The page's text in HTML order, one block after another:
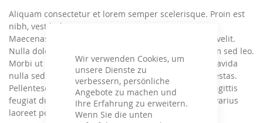
Wir verwenden Cookies, um
unsere Dienste zu
verbessern, persönliche
Angebote zu machen und
Ihre Erfahrung zu erweitern.
Wenn Sie die unten
Aliquam consectetur et lorem semper scelerisque. Proin est
nibh, vestibulum vitae congue nec, tristique eu justo.
Maecenas eu nunc lacinia, porta lorem vitae, viverra velit.
Nulla dolor libero, rhoncus quis luctus eu, fermentum sed leo.
Morbi ut risus porttitor odio sodales pulvinar. Sed gravida
nulla sed sapien vulputate, eget malesuada justo egestas.
Pellentesque sem mi, vulputate ac iaculis sit amet, sagittis
feugiat dui. Proin non pellentesque leo. Vestibulum varius
laoreet posuere. Etiam fringilla diam odio.